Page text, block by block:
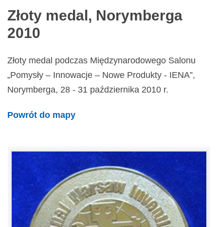
Złoty medal, Norymberga
2010
Złoty medal podczas Międzynarodowego Salonu
„Pomysły – Innowacje – Nowe Produkty - IENA”,
Norymberga, 28 - 31 października 2010 r.
Powrót do mapy